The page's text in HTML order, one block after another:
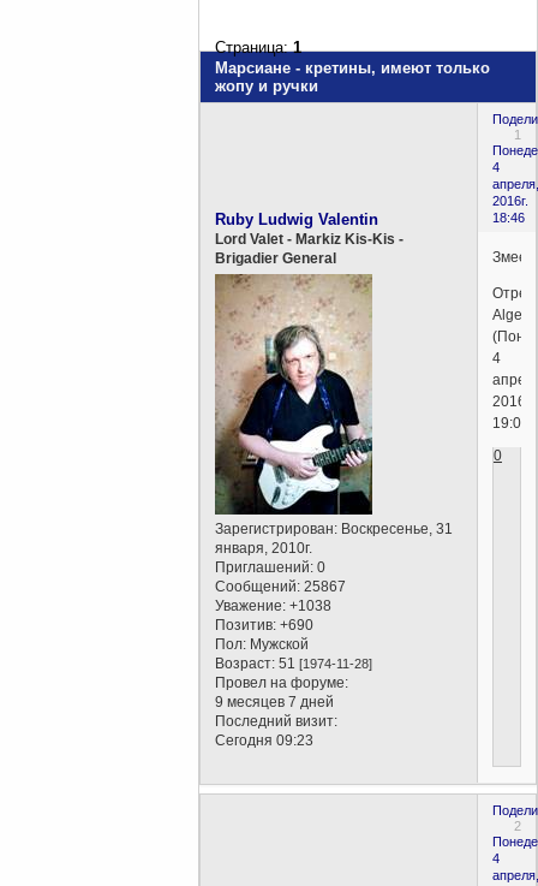
Марсиане - кретины, имеют только
жопу и ручки
Страница:1
1
4
апреля,
2016г.
18:46
Ruby Ludwig Valentin
Lord Valet - Markiz Kis-Kis -
Brigadier General
Зарегистрирован: Воскресенье, 31
января, 2010г.
Приглашений: 0
Сообщений: 25867
Уважение: +1038
Позитив: +690
Пол: Мужской
Возраст: 51[1974-11-28]
Провел на форуме:
9 месяцев 7 дней
Последний визит:
Сегодня 09:23
4
2016г.
19:05)
0
2
4
апреля,